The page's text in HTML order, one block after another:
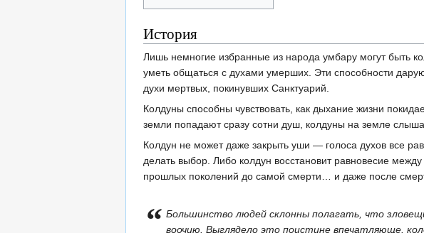
История
Лишь немногие избранные из народа умбару могут быть
уметь общаться с духами умерших. Эти способности
духи мертвых, покинувших Санктуарий.
Колдуны способны чувствовать, как дыхание жизни
земли попадают сразу сотни душ, колдуны на земле
Колдун не может даже закрыть уши — голоса духов все
делать выбор. Либо колдун восстановит равновесие
прошлых поколений до самой смерти… и даже после
“ Большинство людей склонны полагать, что
воочию. Выглядело это поистине впечатляюще.